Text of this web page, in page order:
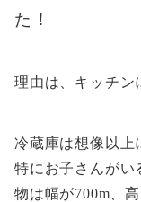
た！
理由は、キッチン
冷蔵庫は想像以上
特にお子さんがい
物は幅が700m、